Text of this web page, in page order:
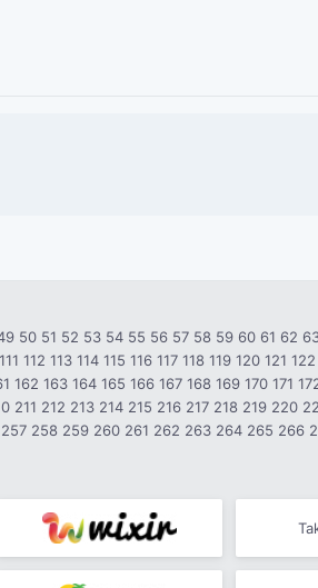
50 51 52 53 54 55 56 57 58 59 60 61 62
111 112 113 114 115 116 117 118 119 120 121 122
162 163 164 165 166 167 168 169 170 171
211 212 213 214 215 216 217 218 219 220
257 258 259 260 261 262 263 264 265 266